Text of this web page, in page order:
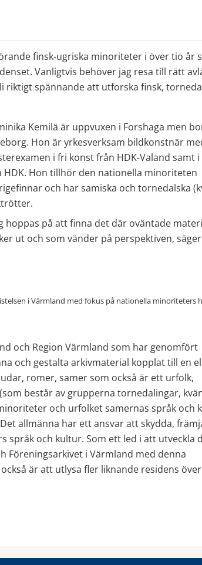
finsk-ugriska minoriteter i över tio år
Vanligtvis behöver jag resa till rätt
riktigt spännande att utforska finsk,
Kemilä är uppvuxen i Forshaga men
Hon är yrkesverksam bildkonstnär
i fri konst från HDK-Valand samt
HDK. Hon tillhör den nationella minoriteten
och har samiska och tornedalska
hoppas på att finna det där oväntade
ut och som vänder på perspektiven,
i Värmland med fokus på nationella minoriteters
och Region Värmland som har genomfört
och gestalta arkivmaterial kopplat till en
romer, samer som också är ett urfolk,
består av grupperna tornedalingar,
och urfolket samernas språk och
allmänna har ett ansvar att skydda,
språk och kultur. Som ett led i att utveckla
Föreningsarkivet i Värmland med denna
är att utlysa fler liknande residens